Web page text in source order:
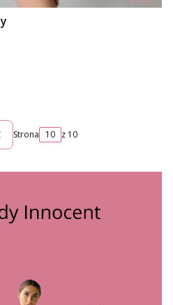
pierwszej strony z produktami
Strona z 10